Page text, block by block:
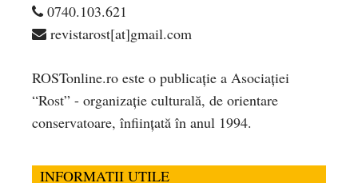
0740.103.621
revistarost[at]gmail.com
ROSTonline.ro este o publicaţie a Asociaţiei
“Rost” - organizaţie culturală, de orientare
conservatoare, înfiinţată în anul 1994.
INFORMATII UTILE